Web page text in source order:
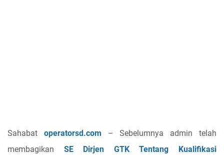
Sahabat operatorsd.com – Sebelumnya admin telah
membagikan SE Dirjen GTK Tentang Kualifikasi